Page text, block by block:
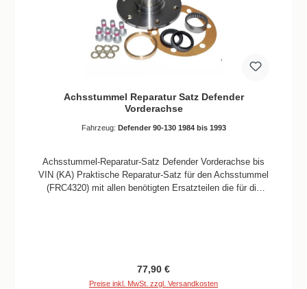
Achsstummel Reparatur Satz Defender
Vorderachse
Fahrzeug: Defender 90-130 1984 bis 1993
Achsstummel-Reparatur-Satz Defender Vorderachse bis
VIN (KA) Praktische Reparatur-Satz für den Achsstummel
(FRC4320) mit allen benötigten Ersatzteilen die für die
Regulärer Preis:
77,90 €
Preise inkl. MwSt. zzgl. Versandkosten